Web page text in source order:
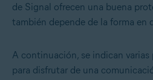
de Signal ofrecen una buena
también depende de la forma en
A continuación, se indican varias
para disfrutar de una